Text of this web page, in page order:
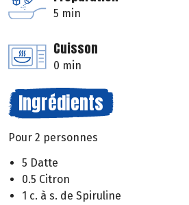
5 min
Cuisson
0 min
Ingrédients
Pour 2 personnes
5 Datte
0.5 Citron
1 c. à s. de Spiruline